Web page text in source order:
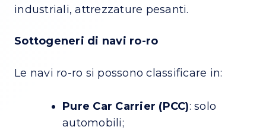
industriali, attrezzature pesanti.
Sottogeneri di navi ro-ro
Le navi ro-ro si possono classificare in:
Pure Car Carrier (PCC): solo
automobili;